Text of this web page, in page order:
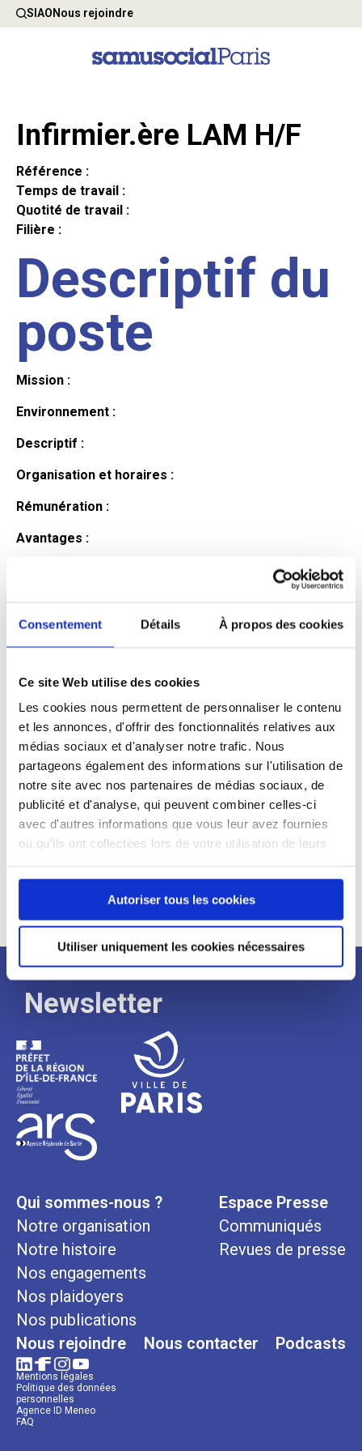
Consentement Détails À propos des cookies
Ce site Web utilise des cookies
Les cookies nous permettent de personnaliser le contenu
et les annonces, d'offrir des fonctionnalités relatives aux
médias sociaux et d'analyser notre trafic. Nous
partageons également des informations sur l'utilisation de
notre site avec nos partenaires de médias sociaux, de
publicité et d'analyse, qui peuvent combiner celles-ci
avec d'autres informations que vous leur avez fournies
ou qu'ils ont collectées lors de votre utilisation de leurs
continuez à utiliser notre site Web.
Autoriser tous les cookies
Utiliser uniquement les cookies nécessaires
SIAONous rejoindre
Infirmier.ère LAM H/F
Référence :
Temps de travail :
Quotité de travail :
Filière :
Descriptif du
poste
Mission :
Environnement :
Descriptif :
Organisation et horaires :
Rémunération :
Avantages :
candidat
Qualifications et diplômes :
Profil recherché :
Expérience :
Processus
de
recrutement
Newsletter
Qui sommes-nous ?
Notre organisation
Notre histoire
Nos engagements
Nos plaidoyers
Nos publications
Espace Presse
Communiqués
Revues de presse
Nous rejoindre Nous contacter Podcasts
Mentions légales
Politique des données
personnelles
Agence ID Meneo
FAQ